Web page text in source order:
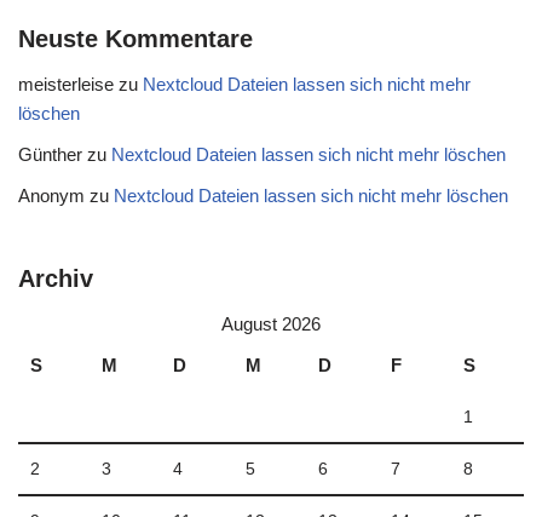
Neuste Kommentare
meisterleise zu Nextcloud Dateien lassen sich nicht mehr
löschen
Günther zu Nextcloud Dateien lassen sich nicht mehr löschen
Anonym zu Nextcloud Dateien lassen sich nicht mehr löschen
Archiv
August 2026
S
M D M D F S
1
2 3 4 5 6 7 8